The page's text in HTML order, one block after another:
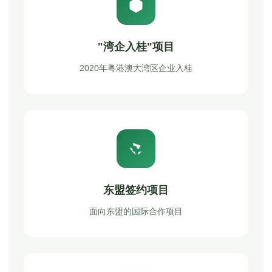
"湾企入桂"项目
2020年粤港澳大湾区企业入桂
东盟签约项目
面向东盟的国际合作项目